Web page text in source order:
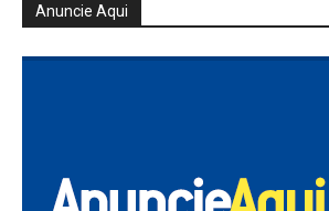
Anuncie Aqui